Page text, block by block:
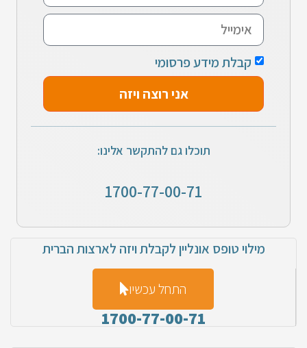
קבלת מידע פרסומי
אני רוצה ויזה
תוכלו גם להתקשר אלינו:
1700-77-00-71
מילוי טופס אונליין לקבלת ויזה לארצות הברית
התחל עכשיו
1700-77-00-71